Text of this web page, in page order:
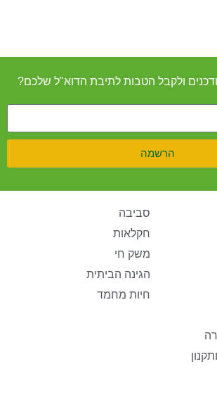
ולקבל הטבות לתיבת הדוא"ל שלכם?
הרשמה
סביבה
חקלאות
משק חי
הגינה הביתית
חיות מחמד